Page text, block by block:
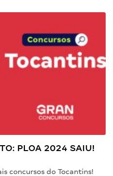
PLOA 2024 SAIU!
concursos do Tocantins!